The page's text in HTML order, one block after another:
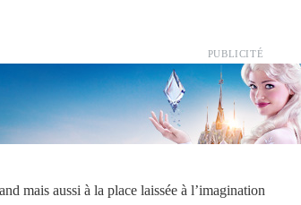
PUBLICITÉ
mais aussi à la place laissée à l’imagination